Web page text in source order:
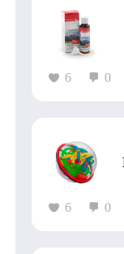
6 0
6 0